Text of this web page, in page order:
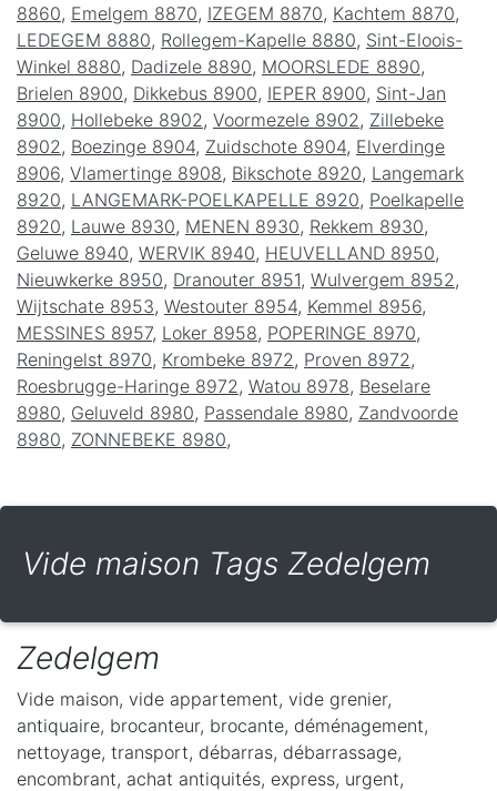
8860, Emelgem 8870, IZEGEM 8870, Kachtem 8870,
LEDEGEM 8880, Rollegem-Kapelle 8880, Sint-Eloois-
Winkel 8880, Dadizele 8890, MOORSLEDE 8890,
Brielen 8900, Dikkebus 8900, IEPER 8900, Sint-Jan
8900, Hollebeke 8902 , Voormezele 8902 , Zillebeke
8902 , Boezinge 8904, Zuidschote 8904, Elverdinge
8906, Vlamertinge 8908, Bikschote 8920, Langemark
8920, LANGEMARK-POELKAPELLE 8920, Poelkapelle
8920, Lauwe 8930, MENEN 8930, Rekkem 8930,
Geluwe 8940, WERVIK 8940, HEUVELLAND 8950,
Nieuwkerke 8950, Dranouter 8951, Wulvergem 8952 ,
Wijtschate 8953, Westouter 8954, Kemmel 8956,
MESSINES 8957, Loker 8958, POPERINGE 8970,
Reningelst 8970, Krombeke 8972 , Proven 8972 ,
Roesbrugge-Haringe 8972 , Watou 8978, Beselare
8980, Geluveld 8980, Passendale 8980, Zandvoorde
8980, ZONNEBEKE 8980,
Vide maison Tags Zedelgem
Zedelgem
Vide maison, vide appartement, vide grenier,
antiquaire, brocanteur, brocante, déménagement,
nettoyage, transport, débarras, débarrassage,
encombrant, achat antiquités, express, urgent,